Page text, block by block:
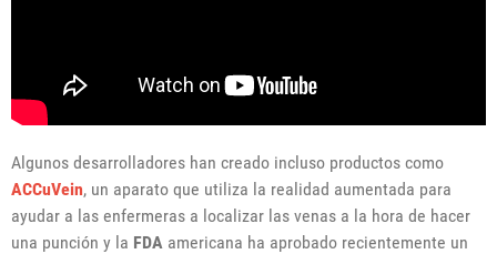
Algunos desarrolladores han creado incluso productos como
ACCuVein, un aparato que utiliza la realidad aumentada para
ayudar a las enfermeras a localizar las venas a la hora de hacer
una punción y la FDA americana ha aprobado recientemente un